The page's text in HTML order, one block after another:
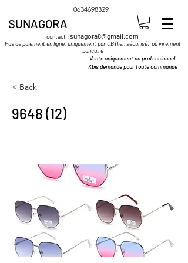
0634698329
SUNAGORA
contact :sunagora8@gmail.com
Pas de paiement en ligne, uniquement par CB (lien sécurisé) ou virement
bancaire
Vente uniquement au professionnel
Kbis demandé pour toute commande
< Back
9648 (12)